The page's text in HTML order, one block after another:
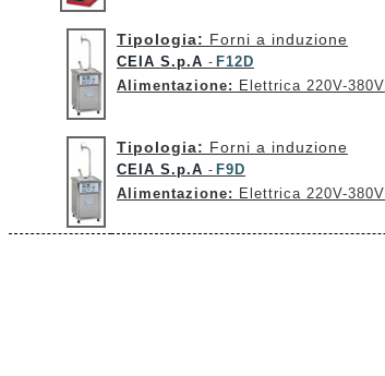
Tipologia: Forni a induzione
CEIA S.p.A - F12D
Alimentazione: Elettrica 220V-380V
Tipologia: Forni a induzione
CEIA S.p.A - F9D
Alimentazione: Elettrica 220V-380V